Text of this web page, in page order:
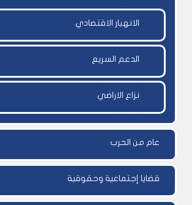
الانهيار الاقتصادي
الدعم السريع
نزاع الاراضي
عام من الحرب
قضايا إجتماعية وحقوقية